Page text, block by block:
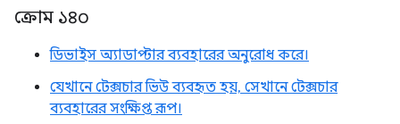
ক্রোম ১৪০
ডিভাইস অ্যাডাপ্টার ব্যবহারের অনুরোধ করে।
যেখানে টেক্সচার ভিউ ব্যবহৃত হয়, সেখানে টেক্সচার
ব্যবহারের সংক্ষিপ্ত রূপ।